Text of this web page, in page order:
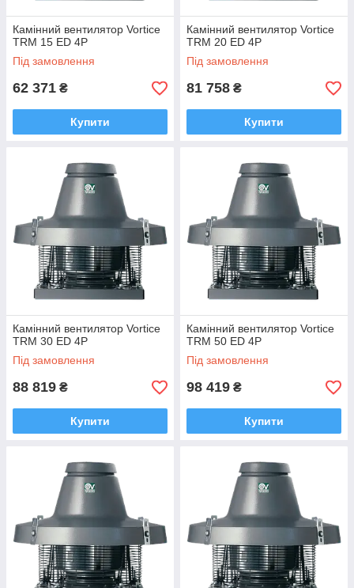
Камінний вентилятор Vortice
TRM 15 ED 4P
Під замовлення
62 371 ₴
Купити
Камінний вентилятор Vortice
TRM 20 ED 4P
Під замовлення
81 758 ₴
Купити
Камінний вентилятор Vortice
TRM 30 ED 4P
Під замовлення
88 819 ₴
Купити
Камінний вентилятор Vortice
TRM 50 ED 4P
Під замовлення
98 419 ₴
Купити